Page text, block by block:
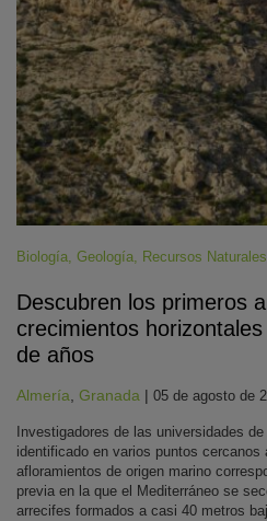
Biología, Geología, Recursos
Descubren los primeros
crecimientos
de años
Almería Granada | 05 de agosto de
Investigadores de las universidades
identificado en varios puntos cercanos
afloramientos de origen marino
previa en la que el Mediterráneo se
arrecifes formados a casi 40 metros